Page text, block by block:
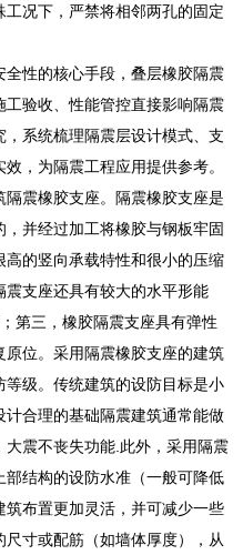
况下，严禁将相邻两孔的固定
性的核心手段，叠层橡胶隔震
验收、性能管控直接影响隔震
系统梳理隔震层设计模式、支
，为隔震工程应用提供参考。
震橡胶支座。隔震橡胶支座是
并经过加工将橡胶与钢板牢固
的竖向承载特性和很小的压缩
支座还具有较大的水平形能
第三，橡胶隔震支座具有弹性
位。采用隔震橡胶支座的建筑
级。传统建筑的设防目标是小
合理的基础隔震建筑通常能做
震不丧失功能.此外，采用隔震
结构的设防水准（一般可降低
布置更加灵活，并可减少一些
寸或配筋（如墙体厚度），从